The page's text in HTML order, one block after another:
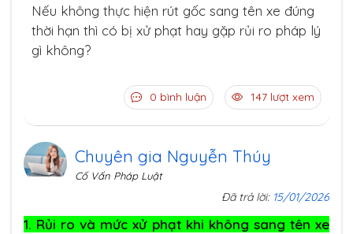
Nếu không thực hiện rút gốc sang tên xe đúng
thời hạn thì có bị xử phạt hay gặp rủi ro pháp lý
gì không?
0 bình luận 147 lượt xem
Chuyên gia Nguyễn Thúy
Cố Vấn Pháp Luật
Đã trả lời: 15/01/2026
1. Rủi ro và mức xử phạt khi không sang tên xe